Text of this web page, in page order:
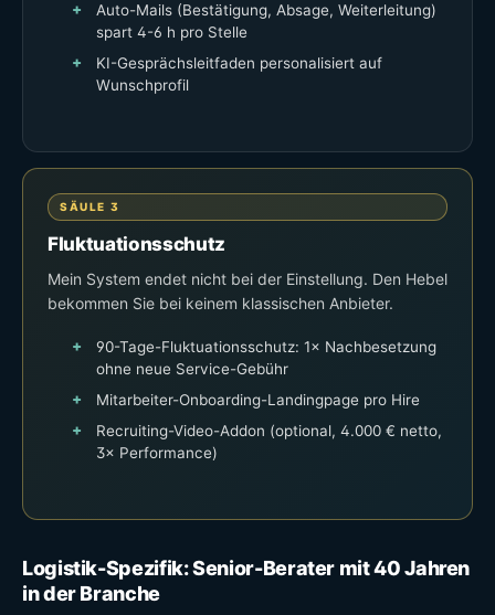
Auto-Mails (Bestätigung, Absage, Weiterleitung)
spart 4-6 h pro Stelle
KI-Gesprächsleitfaden personalisiert auf
Wunschprofil
SÄULE 3
Fluktuationsschutz
Mein System endet nicht bei der Einstellung. Den Hebel
bekommen Sie bei keinem klassischen Anbieter.
90-Tage-Fluktuationsschutz: 1× Nachbesetzung
ohne neue Service-Gebühr
Mitarbeiter-Onboarding-Landingpage pro Hire
Recruiting-Video-Addon (optional, 4.000 € netto,
3× Performance)
Logistik-Spezifik: Senior-Berater mit 40 Jahren
in der Branche